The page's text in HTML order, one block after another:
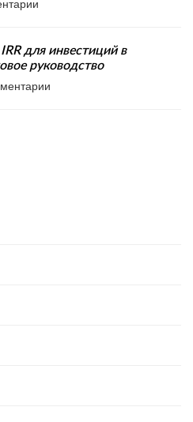
для инвестиций в
руководство